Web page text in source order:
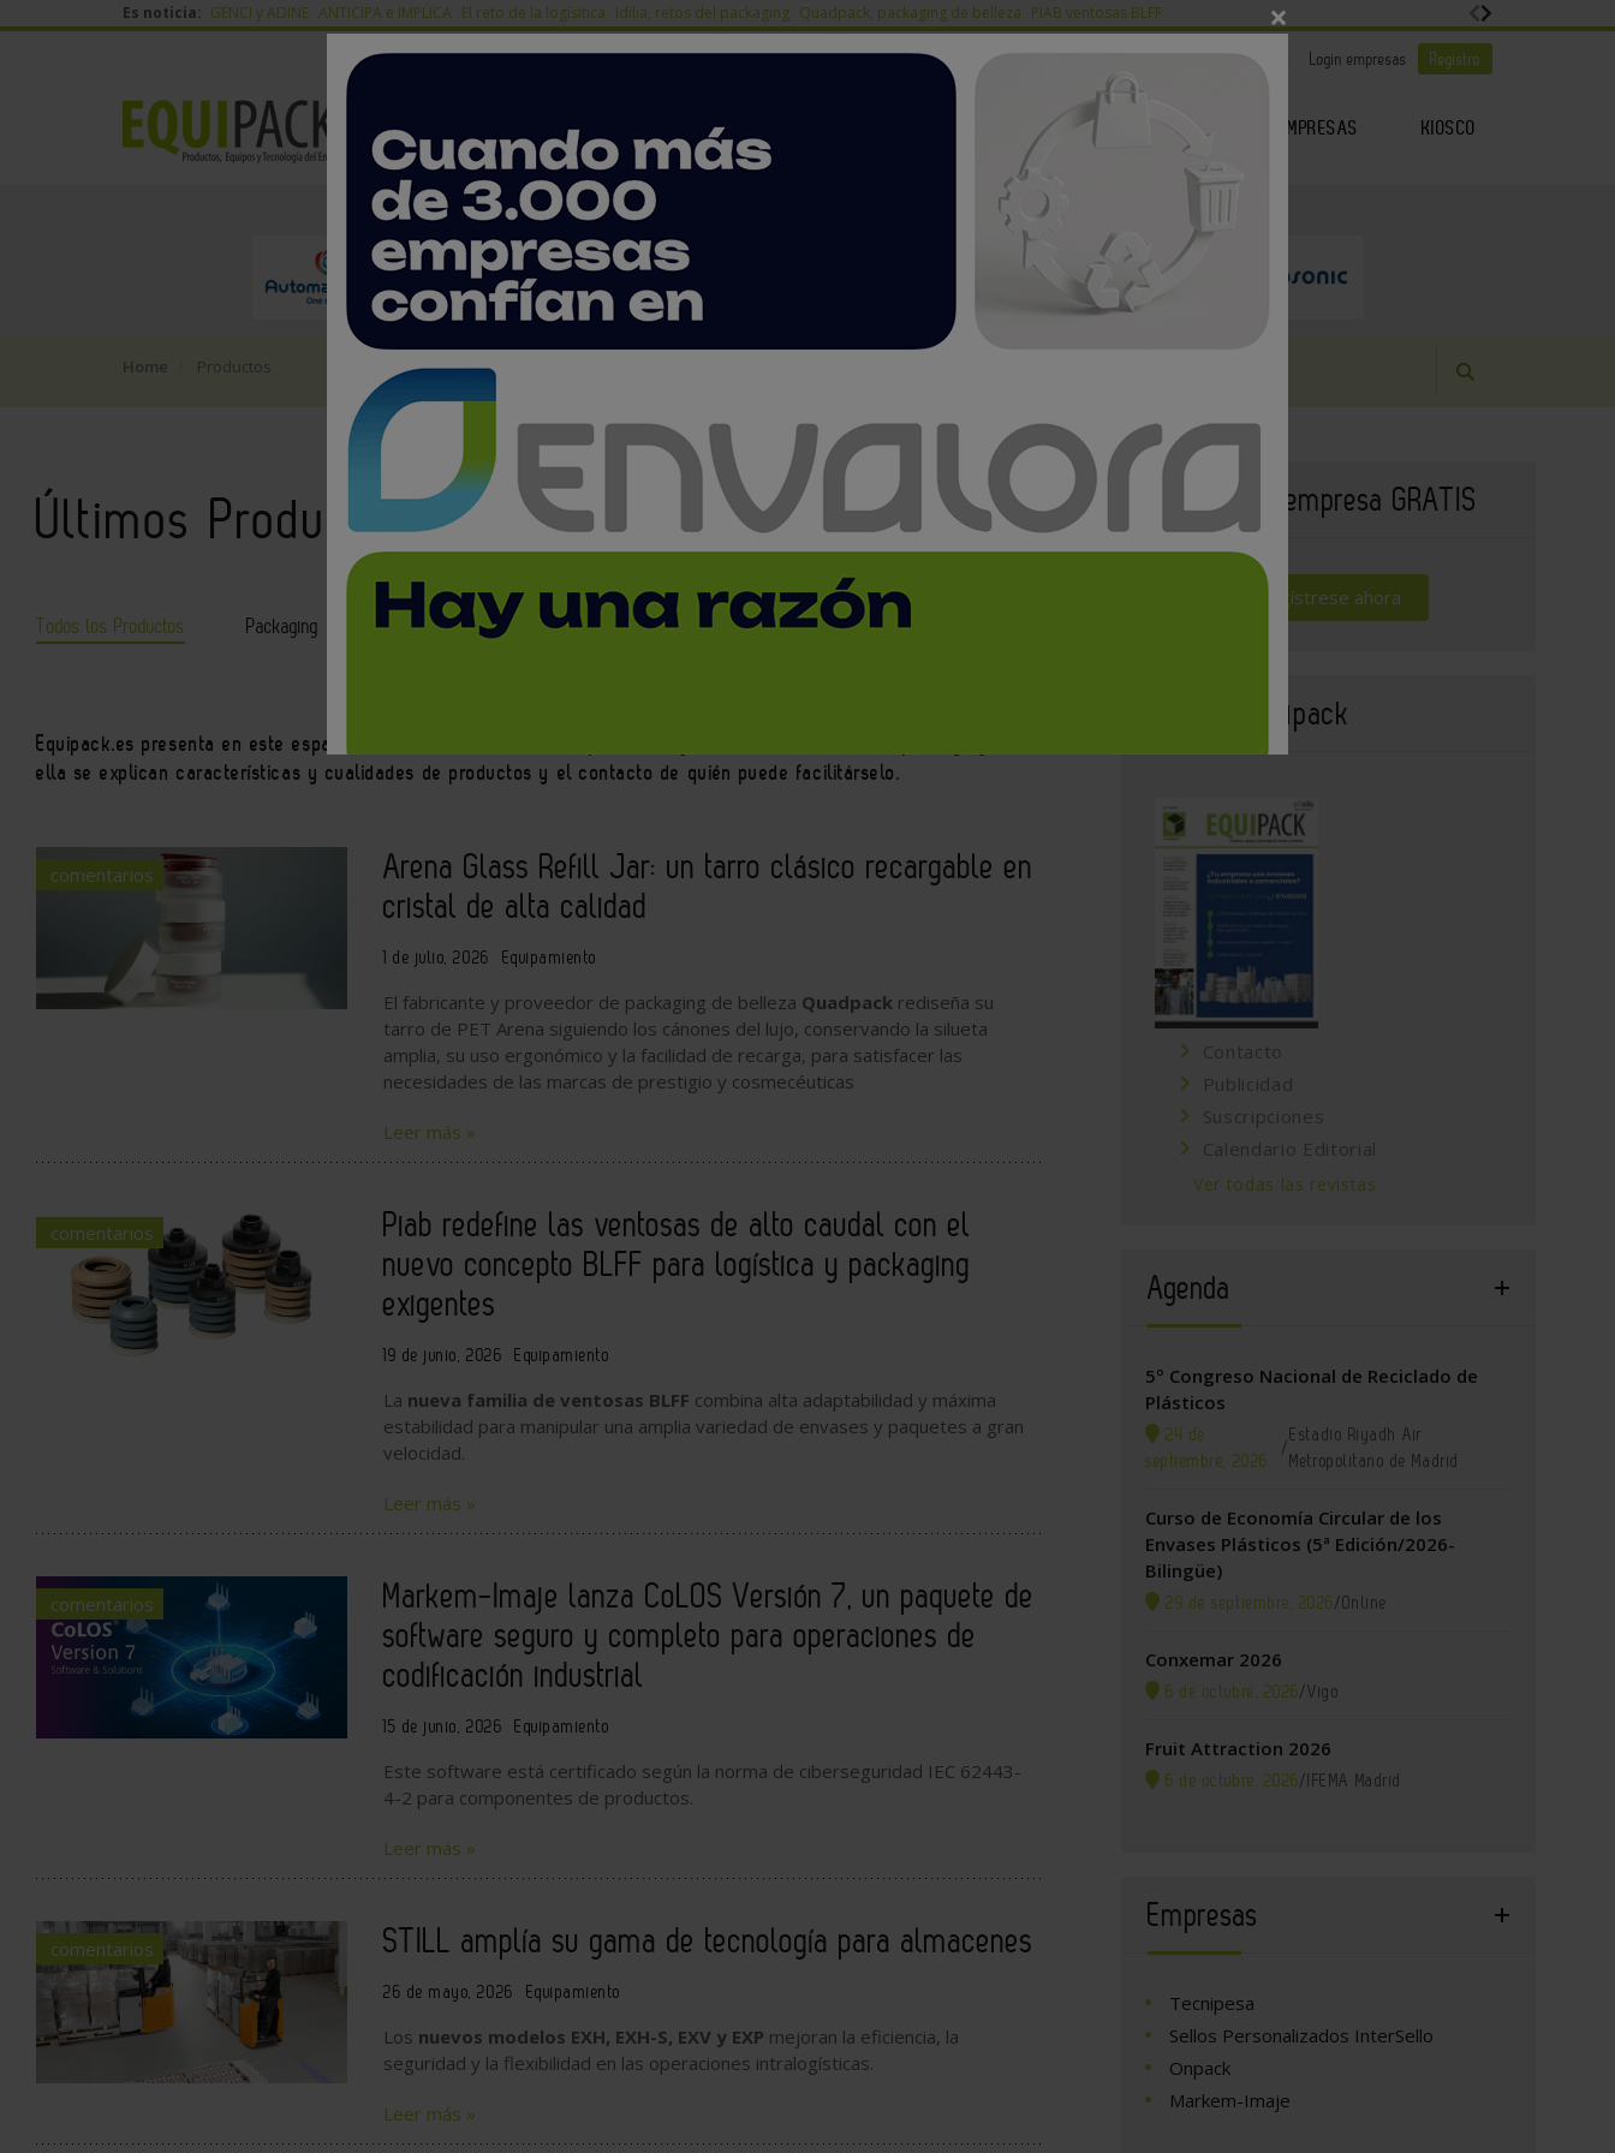
Es noticia: GENCI y ADINE ANTICIPA e IMPLICA El reto de la logísitica Idilia, retos del packaging Quadpack, packaging de belleza PIAB ventosas BLFF
| Es noticia Login empresas Registro
AGENDA EMPRESAS KIOSCO
Home Productos
Últimos Productos
Todos los Productos Packaging Logística Equipamiento
Equipack.es presenta en este espacio las últimas novedades de productos y servicios del sector del
ella se explican características y cualidades de productos y el contacto de quién puede facilitárselo.
comentarios
Arena Glass Refill Jar: un tarro clásico recargable en
cristal de alta calidad
1 de julio, 2026 Equipamiento
El fabricante y proveedor de packaging de belleza Quadpack rediseña su
tarro de PET Arena siguiendo los cánones del lujo, conservando la silueta
amplia, su uso ergonómico y la facilidad de recarga, para satisfacer las
necesidades de las marcas de prestigio y cosmecéuticas
Leer más »
comentarios
Piab redefine las ventosas de alto caudal con el
nuevo concepto BLFF para logística y packaging
exigentes
19 de junio, 2026 Equipamiento
La nueva familia de ventosas BLFF combina alta adaptabilidad y máxima
estabilidad para manipular una amplia variedad de envases y paquetes a gran
velocidad.
Leer más »
comentarios
Markem-Imaje lanza CoLOS Versión 7, un paquete de
software seguro y completo para operaciones de
codificación industrial
15 de junio, 2026 Equipamiento
Este software está certificado según la norma de ciberseguridad IEC 62443-
4-2 para componentes de productos.
Leer más »
comentarios STILL amplía su gama de tecnología para almacenes
26 de mayo, 2026 Equipamiento
Los nuevos modelos EXH, EXH-S, EXV y EXP mejoran la eficiencia, la
seguridad y la flexibilidad en las operaciones intralogísticas.
Leer más »
Publique su empresa GRATIS
Regístrese ahora
Revista Equipack
Contacto
Publicidad
Suscripciones
Calendario Editorial
Ver todas las revistas
Agenda
5º Congreso Nacional de Reciclado de
Plásticos
24 de
septiembre, 2026
/
Estadio Riyadh Air
Metropolitano de Madrid
Curso de Economía Circular de los
Envases Plásticos (5ª Edición/2026-
Bilingüe)
29 de septiembre, 2026/Online
Conxemar 2026
6 de octubre, 2026/Vigo
Fruit Attraction 2026
6 de octubre, 2026/IFEMA Madrid
Empresas
Tecnipesa
Sellos Personalizados InterSello
Onpack
Markem-Imaje
×